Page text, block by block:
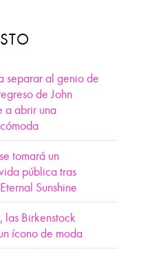
separar al genio de
de John
a abrir una
tomará un
pública tras
Sunshine
las Birkenstock
ícono de moda